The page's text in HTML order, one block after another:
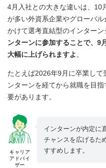
4月入社との大きな違いは、10
が多い外資系企業やグローバ
かけて選考直結型のインターン
ンターンに参加することで、9
大幅に上げられますよ 。
たとえば2026年9月に卒業し
ンターンを経てから就職を目
要があります。
キャリア
アドバイ
ザー
インターンが内定に
チャンスを広げるた
すすめします。